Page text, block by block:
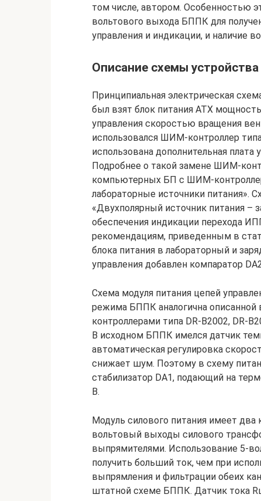
том числе, автором. Особенностью
вольтового выхода БППК для
управления и индикации, и наличие
Описание схемы устройства
Принципиальная электрическая
был взят блок питания АТХ
управления скоростью вращения
использовался ШИМ-контроллер
использована дополнительная плата
Подробнее о такой замене ШИМ-
компьютерных БП с ШИМ-
лабораторные источники питания».
«Двухполярный источник питания –
обеспечения индикации перехода
рекомендациям, приведенным в
блока питания в лабораторный и
управления добавлен компаратор
Схема модуля питания цепей
режима БППК аналогична
контроллерами типа DR-B2002, DR-
В исходном БППК имелся датчик
автоматическая регулировка
снижает шум. Поэтому в схему
стабилизатор DA1, подающий на
В.
Модуль силового питания имеет два
вольтовый выходы силового
выпрямителями. Использование 5-
получить больший ток, чем при
выпрямления и фильтрации обеих
штатной схеме БППК. Датчик тока